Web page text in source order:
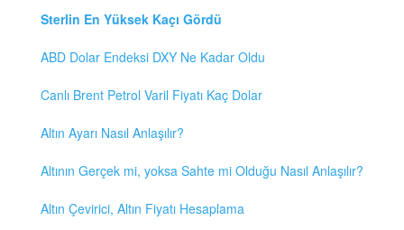
Sterlin En Yüksek Kaçı Gördü
ABD Dolar Endeksi DXY Ne Kadar Oldu
Canlı Brent Petrol Varil Fiyatı Kaç Dolar
Altın Ayarı Nasıl Anlaşılır?
Altının Gerçek mi, yoksa Sahte mi Olduğu Nasıl Anlaşılır?
Altın Çevirici, Altın Fiyatı Hesaplama